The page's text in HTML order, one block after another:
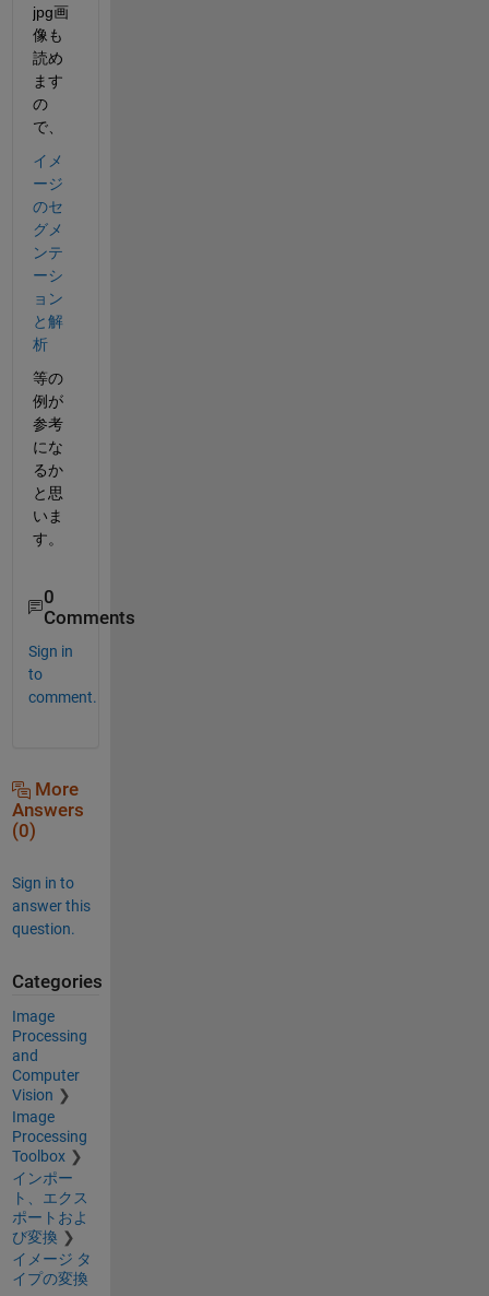
jpg画
像も
読め
ます
の
で、
イメ
ージ
のセ
グメ
ンテ
ーシ
ョン
と解
析
等の
例が
参考
にな
るか
と思
いま
す。
0
Comments
Sign in
to
comment.
More
Answers
(0)
Sign in to
answer this
question.
Categories
Image
Processing
and
Computer
Vision
Image
Processing
Toolbox
インポー
ト、エクス
ポートおよ
び変換
イメージ タ
イプの変換